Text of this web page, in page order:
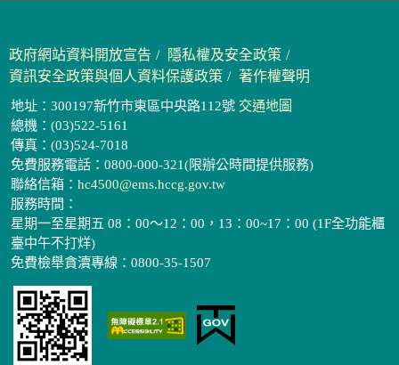
政府網站資料開放宣告
隱私權及安全政策
資訊安全政策與個人資料保護政策
著作權聲明
地址：300197新竹市東區中央路112號 交通地圖
總機：(03)522-5161
傳真：(03)524-7018
免費服務電話：0800-000-321(限辦公時間提供服務)
聯絡信箱： hc4500@ems.hccg.gov.tw
服務時間：
星期一至星期五 08：00～12：00，13：00~17：00 (1F全功能櫃
臺中午不打烊)
免費檢舉貪瀆專線：0800-35-1507